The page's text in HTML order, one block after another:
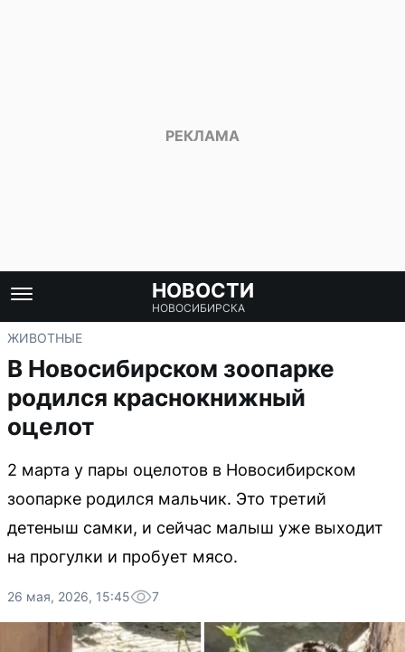
НОВОСТИ
НОВОСИБИРСКА
ЖИВОТНЫЕ
В Новосибирском зоопарке
родился краснокнижный
оцелот
2 марта у пары оцелотов в Новосибирском
зоопарке родился мальчик. Это третий
детеныш самки, и сейчас малыш уже выходит
на прогулки и пробует мясо.
26 мая, 2026, 15:45 7